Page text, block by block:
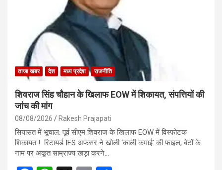
p
ताजा खबर देश मध्य प्रदेश राजनीति
शिवराज सिंह चौहान के खिलाफ EOW में शिकायत, संपत्तियों की
जांच की मांग
08/08/2026 Rakesh Prajapati
सियासत में भूचाल: पूर्व सीएम शिवराज के खिलाफ EOW में विस्फोटक
शिकायत ! रिटायर्ड IFS अफसर ने खोली ‘काली कमाई’ की फाइल, बेटों के
नाम पर अकूत साम्राज्य खड़ा करने…